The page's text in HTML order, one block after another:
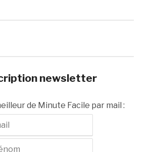
newsletter
de Minute Facile par mail :